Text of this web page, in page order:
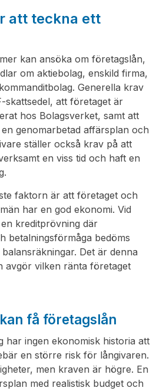
att teckna ett
kan ansöka om företagslån,
om aktiebolag, enskild firma,
Generella krav
skattsedel, att företaget är
hos Bolagsverket, samt att
genomarbetad affärsplan och
ställer också krav på att
en viss tid och haft en
faktorn är att företaget och
har en god ekonomi. Vid
kreditprövning där
betalningsförmåga bedöms
Det är denna
avgör vilken ränta företaget
få företagslån
har ingen ekonomisk historia att
en större risk för långivaren.
men kraven är högre. En
med realistisk budget och